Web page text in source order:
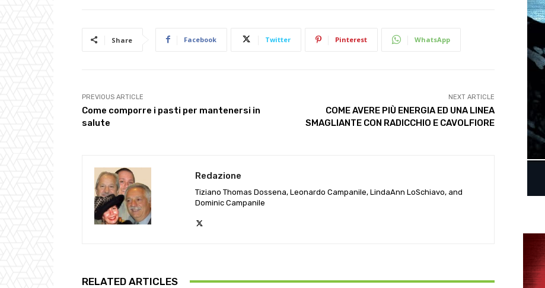
Share Facebook Twitter Pinterest WhatsApp
PREVIOUS ARTICLE
Come comporre i pasti per mantenersi in
salute
NEXT ARTICLE
COME AVERE PIÙ ENERGIA ED UNA LINEA
SMAGLIANTE CON RADICCHIO E CAVOLFIORE
Redazione
Tiziano Thomas Dossena, Leonardo Campanile, LindaAnn LoSchiavo, and
Dominic Campanile
RELATED ARTICLES